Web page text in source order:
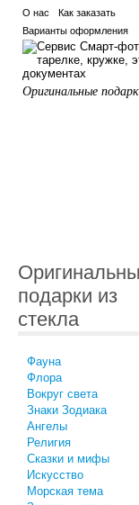
О нас
Как заказать
Варианты оформления
Оригинальные
подарки из
стекла
Фауна
Флора
Вокруг света
Знаки Зодиака
Ангелы
Религия
Сказки и мифы
Искусство
Морская тема